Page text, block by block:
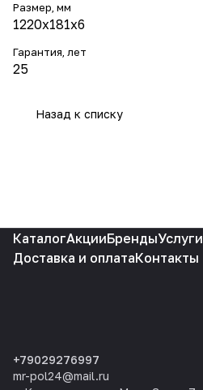
Размер, мм
1220x181x6
Гарантия, лет
25
Назад к списку
КаталогАкцииБрендыУслуги
Доставка и оплатаКонтакты
+79029276997
mr-pol24@mail.ru